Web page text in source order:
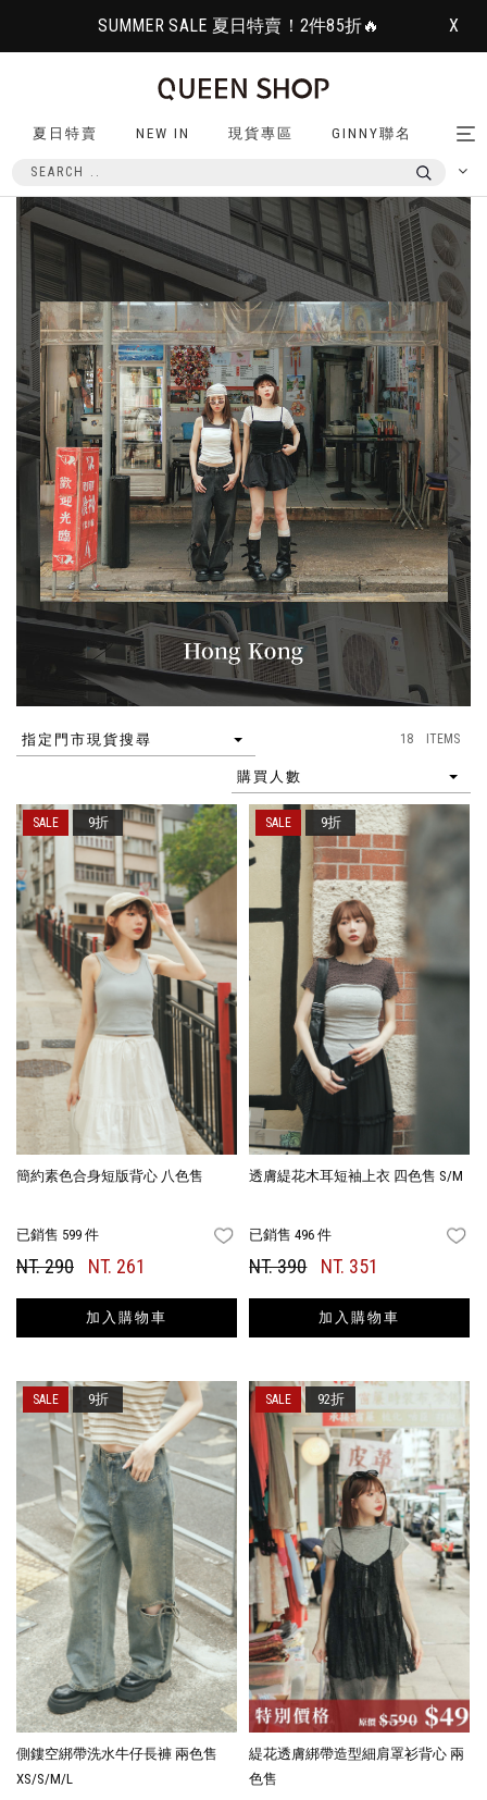
SUMMER SALE 夏日特賣！2件85折🔥 X
夏日特賣 NEW IN 現貨專區 GINNY聯名
指定門市現貨搜尋 18 ITEMS
購買人數
簡約素色合身短版背心 八色售
已銷售 599 件 FAVORITES
NT. 290 NT. 261
加入購物車
9折
透膚緹花木耳短袖上衣 四色售 S/M
已銷售 496 件
NT. 390 NT. 351
加入購物車
9折
側鏤空綁帶洗水牛仔長褲 兩色售
XS/S/M/L
9折
緹花透膚綁帶造型細肩罩衫背心 兩
色售
92折